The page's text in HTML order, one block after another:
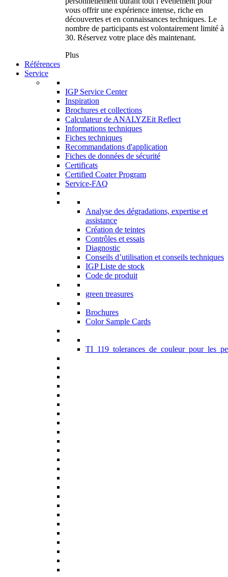
vous offrir une expérience intense, riche en
découvertes et en connaissances techniques. Le
nombre de participants est volontairement limité à
30. Réservez votre place dès maintenant.
Plus
Références
Service
IGP Service Center
Inspiration
Brochures et collections
Calculateur de ANALYZEit Reflect
Informations techniques
Fiches techniques
Recommandations d'application
Fiches de données de sécurité
Certificats
Certified Coater Program
Service-FAQ
Analyse des dégradations, expertise et
assistance
Création de teintes
Contrôles et essais
Diagnostic
Conseils d’utilisation et conseils techniques
IGP Liste de stock
Code de produit
green treasures
Brochures
Color Sample Cards